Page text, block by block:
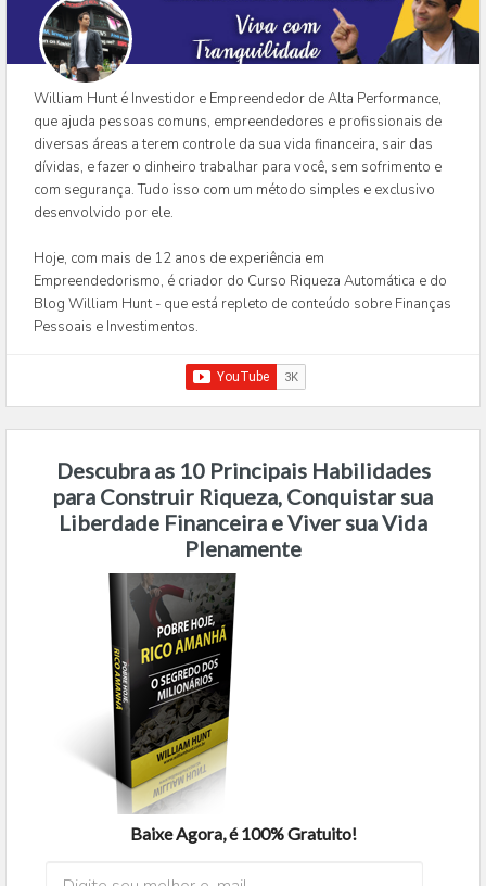
William Hunt é Investidor e Empreendedor de Alta Performance,
que ajuda pessoas comuns, empreendedores e profissionais de
diversas áreas a terem controle da sua vida financeira, sair das
dívidas, e fazer o dinheiro trabalhar para você, sem sofrimento e
com segurança. Tudo isso com um método simples e exclusivo
desenvolvido por ele.
Hoje, com mais de 12 anos de experiência em
Empreendedorismo, é criador do Curso Riqueza Automática e do
Blog William Hunt - que está repleto de conteúdo sobre Finanças
Pessoais e Investimentos.
Descubra as 10 Principais Habilidades
para Construir Riqueza, Conquistar sua
Liberdade Financeira e Viver sua Vida
Plenamente
Baixe Agora, é 100% Gratuito!